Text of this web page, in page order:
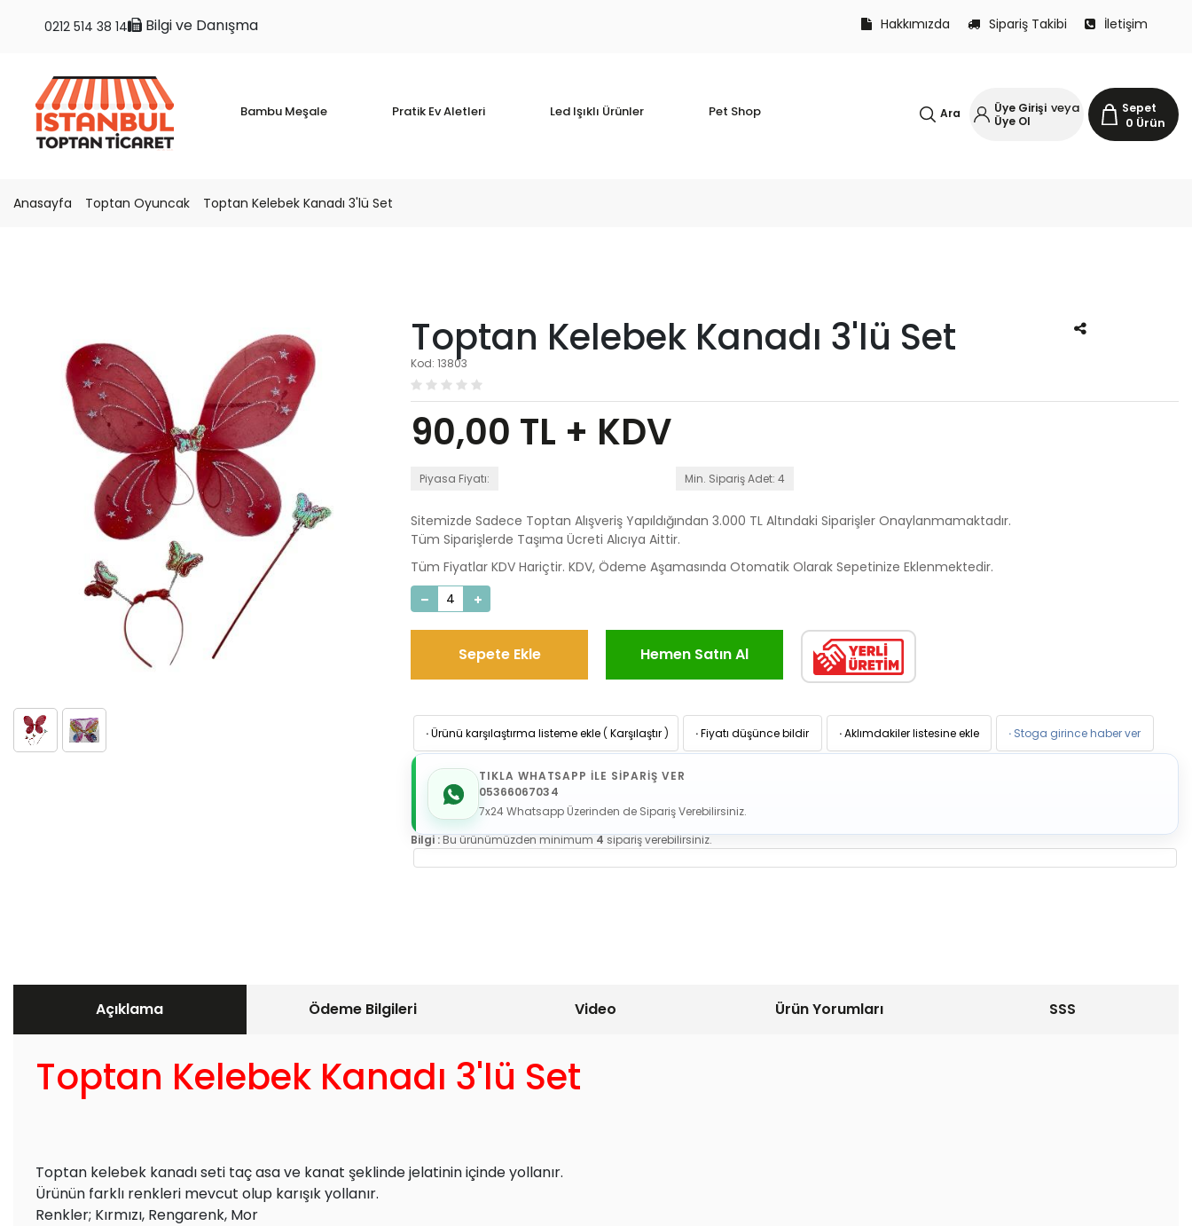
Bilgi ve Danışma
0212 514 38 14 Hakkımızda Sipariş Takibi İletişim
Bambu Meşale Pratik Ev Aletleri Led Işıklı Ürünler Pet Shop Sepet
0 Ürün
Üye Girişi veya
Üye Ol
Ara
Anasayfa Toptan Oyuncak Toptan Kelebek Kanadı 3'lü Set
Toptan Kelebek Kanadı 3'lü Set
Kod: 13803
90,00 TL + KDV
Piyasa Fiyatı: Min. Sipariş Adet: 4
Sitemizde Sadece Toptan Alışveriş Yapıldığından 3.000 TL Altındaki Siparişler Onaylanmamaktadır.
Tüm Siparişlerde Taşıma Ücreti Alıcıya Aittir.
Tüm Fiyatlar KDV Hariçtir. KDV, Ödeme Aşamasında Otomatik Olarak Sepetinize Eklenmektedir.
Sepete Ekle Hemen Satın Al
·Ürünü karşılaştırma listeme ekle ( Karşılaştır ) ·Fiyatı düşünce bildir ·Aklımdakiler listesine ekle · Stoga girince haber ver
TIKLA WHATSAPP İLE SİPARİŞ VER
05366067034
7x24 Whatsapp Üzerinden de Sipariş Verebilirsiniz.
Bilgi :Bu ürünümüzden minimum4sipariş verebilirsiniz.
Açıklama Ödeme Bilgileri Video Ürün Yorumları SSS
Toptan Kelebek Kanadı 3'lü Set
Toptan kelebek kanadı seti taç asa ve kanat şeklinde jelatinin içinde yollanır.
Ürünün farklı renkleri mevcut olup karışık yollanır.
Renkler; Kırmızı, Rengarenk, Mor